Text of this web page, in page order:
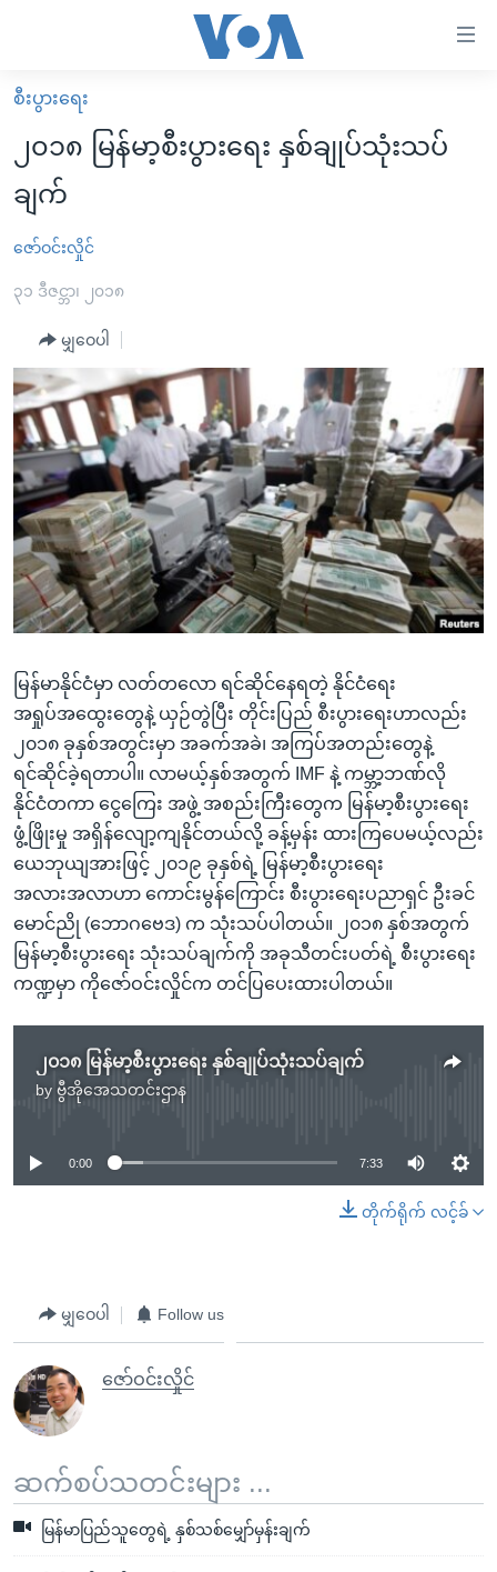
လွယ်ကူ
စေ
သည့်
Link
များ
ပင်မ
ကျော်
ကြည့်
ရန်
ပင်မ
အ
ညွန်း
စာမျက်နှာ
သို့
ကျော်
ရန်
ရှာဖွေ
နေရာ
သို့
ကျော်
ရန်
မူလစာမျက်နှာ
မြန်မာ
ကမ္ဘာ့သတင်းများ
နိုင်ငံတကာ
အစ္စရေး-ပါလက်စတိုင်း
ဗွီဒီယို
အင်္ဂလိပ်စာလေ့လာမယ်
အမေရိကန်သုံးအီဒီယံ
မကြေးမုံရဲ့ အင်္ဂလိပ်စာ
ရုပ်ရှင်ထဲက အင်္ဂလိပ်စာ
သုတပဒေသာ အင်္ဂလိပ်စာ
အပတ်စဉ်ကဏ္ဍများ
ရေဒီယို
တီဗွီ
ရေဒီယိုနှင့်ရုပ်သံ အချက်အလက်များ
ရေဒီယို/တီဗွီအစီအစဉ်
Learning English
ဗွီအိုအေ လူမှုကွန်ယက်များ
ဘာသာစကားများ
စီးပွားရေး
၂၀၁၈ မြန်မာ့စီးပွားရေး နှစ်ချုပ်သုံးသပ်
ချက်
ဇော်ဝင်းလှိုင်
၃၁ ဒီဇင္ဘာ၊ ၂၀၁၈
မျှဝေပါ
မြန်မာနိုင်ငံမှာ လတ်တလော ရင်ဆိုင်နေရတဲ့ နိုင်ငံရေး
အရှုပ်အထွေးတွေနဲ့ ယှဉ်တွဲပြီး တိုင်းပြည် စီးပွားရေးဟာလည်း
၂၀၁၈ ခုနှစ်အတွင်းမှာ အခက်အခဲ၊ အကြပ်အတည်းတွေနဲ့
ရင်ဆိုင်ခဲ့ရတာပါ။ လာမယ့်နှစ်အတွက် IMF နဲ့ ကမ္ဘာ့ဘဏ်လို
နိုင်ငံတကာ ငွေကြေး အဖွဲ့ အစည်းကြီးတွေက မြန်မာ့စီးပွားရေး
ဖွံ့ဖြိုးမှု အရှိန်လျော့ကျနိုင်တယ်လို့ ခန့်မှန်း ထားကြပေမယ့်လည်း
ယေဘုယျအားဖြင့် ၂၀၁၉ ခုနှစ်ရဲ့ မြန်မာ့စီးပွားရေး
အလားအလာဟာ ကောင်းမွန်ကြောင်း စီးပွားရေးပညာရှင် ဦးခင်
မောင်ညို (ဘောဂဗေဒ) က သုံးသပ်ပါတယ်။ ၂၀၁၈ နှစ်အတွက်
မြန်မာ့စီးပွားရေး သုံးသပ်ချက်ကို အခုသီတင်းပတ်ရဲ့ စီးပွားရေး
ကဏ္ဍမှာ ကိုဇော်ဝင်းလှိုင်က တင်ပြပေးထားပါတယ်။
၂၀၁၈ မြန်မာ့စီးပွားရေး နှစ်ချုပ်သုံးသပ်ချက်
by ဗွီအိုအေသတင်းဌာန
No media source currently available
0:00 7:33
တိုက်ရိုက် လင့်ခ်
မျှဝေပါ Follow us
ဇော်ဝင်းလှိုင်
ဆက်စပ်သတင်းများ ...
မြန်မာပြည်သူတွေရဲ့ နှစ်သစ်မျှော်မှန်းချက်